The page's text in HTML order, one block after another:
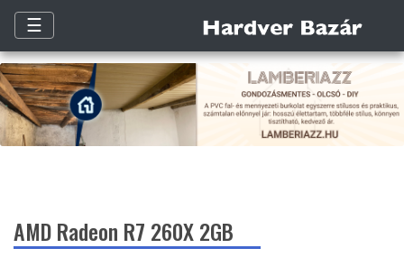
☰
AMD Radeon R7 260X 2GB